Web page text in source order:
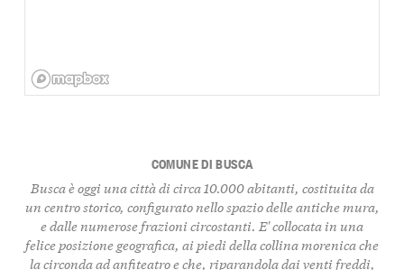
COMUNE DI BUSCA
Busca è oggi una città di circa 10.000 abitanti, costituita da
un centro storico, configurato nello spazio delle antiche mura,
e dalle numerose frazioni circostanti. E' collocata in una
felice posizione geografica, ai piedi della collina morenica che
la circonda ad anfiteatro e che, riparandola dai venti freddi,